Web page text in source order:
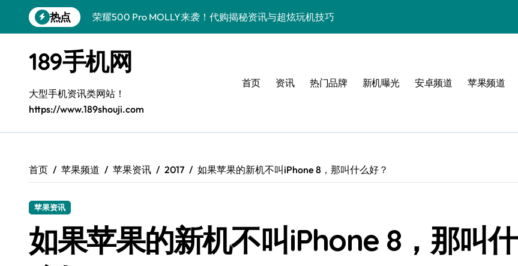
到
热点
荣耀500 Pro MOLLY来袭！代购揭秘资讯与超炫玩机技巧
vivo S50 Pro mini来袭！小屏旗舰亮点，代购速递抢先知！
OPPO Find X9 Pro代购揭秘：亮点速览+超实用技巧大放送！
手机代购揭秘：REDMI K90超全亮点配置，一文速览！
OPPO Find X9抢先看！代购揭秘新机亮点玩法全攻略
三星Galaxy Z Fold7来袭！折叠屏革新，代购抢先揭秘！
真我GT8 Pro新机速递！代购揭秘特色功能，抢先看！
189手机网
大型手机资讯类网站！
https://www.189shouji.com
首页 资讯 热门品牌 新机曝光 安卓频道 苹果频道
首页 苹果频道 苹果资讯 2017 如果苹果的新机不叫iPhone 8，那叫什么好？
苹果资讯
如果苹果的新机不叫iPhone 8，那叫什